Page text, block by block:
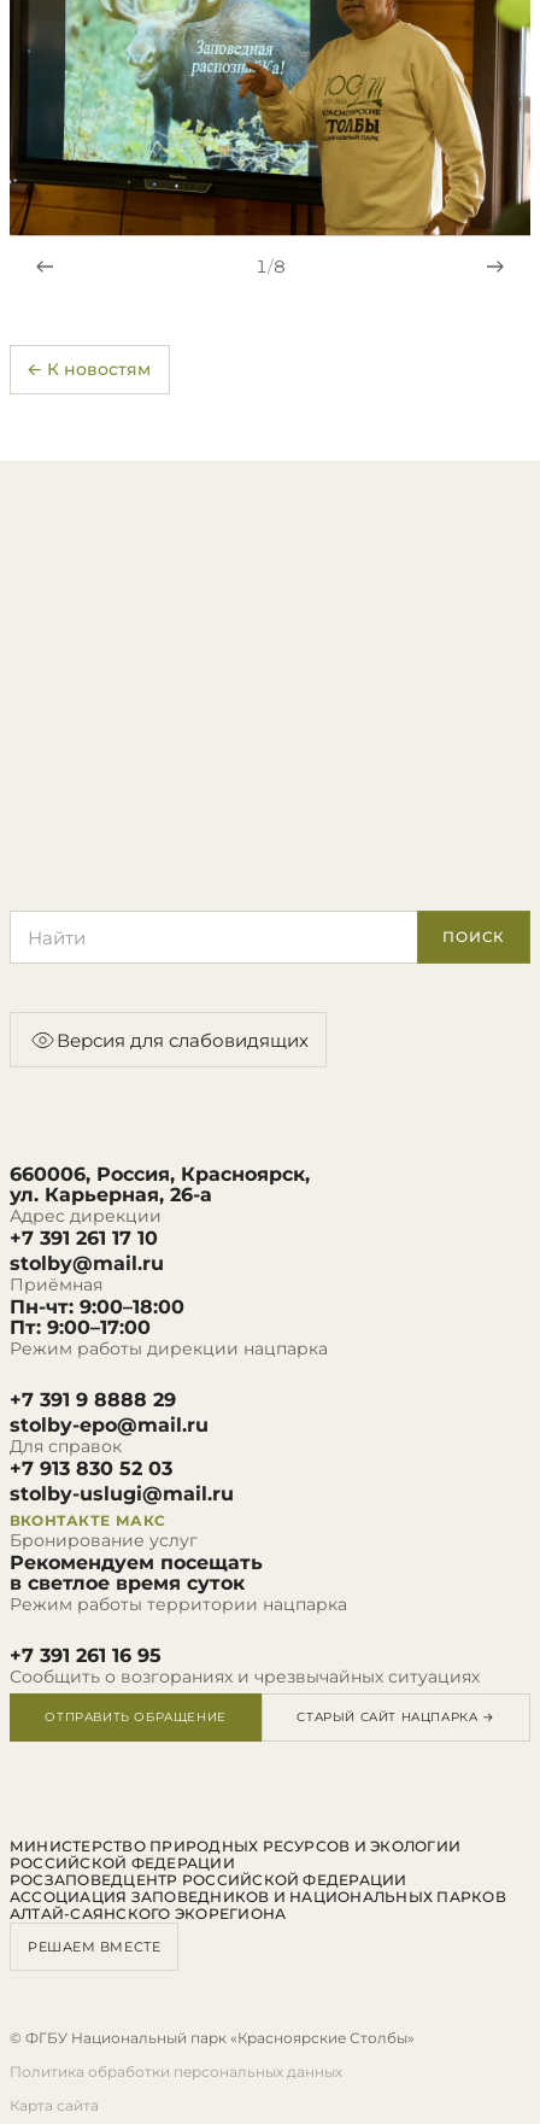
1/8
← К новостям
ПОИСК
Версия для слабовидящих
660006, Россия, Красноярск,
ул. Карьерная, 26-а
Адрес дирекции
+7 391 261 17 10
stolby@mail.ru
Приёмная
Пн-чт: 9:00–18:00
Пт: 9:00–17:00
Режим работы дирекции нацпарка
+7 391 9 8888 29
stolby-epo@mail.ru
Для справок
+7 913 830 52 03
stolby-uslugi@mail.ru
ВКОНТАКТЕ МАКС
Бронирование услуг
Рекомендуем посещать
в светлое время суток
Режим работы территории нацпарка
+7 391 261 16 95
Сообщить о возгораниях и чрезвычайных ситуациях
ОТПРАВИТЬ ОБРАЩЕНИЕ СТАРЫЙ САЙТ НАЦПАРКА →
МИНИСТЕРСТВО ПРИРОДНЫХ РЕСУРСОВ И ЭКОЛОГИИ
РОССИЙСКОЙ ФЕДЕРАЦИИ
РОСЗАПОВЕДЦЕНТР РОССИЙСКОЙ ФЕДЕРАЦИИ
АССОЦИАЦИЯ ЗАПОВЕДНИКОВ И НАЦИОНАЛЬНЫХ ПАРКОВ
АЛТАЙ-САЯНСКОГО ЭКОРЕГИОНА
РЕШАЕМ ВМЕСТЕ
© ФГБУ Национальный парк «Красноярские Столбы»
Политика обработки персональных данных
Карта сайта